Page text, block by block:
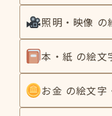
照明・映像 の
本・紙 の絵文
お金 の絵文字